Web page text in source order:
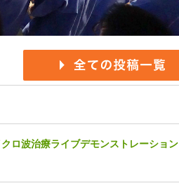
ロ波治療ライブデモンストレーション